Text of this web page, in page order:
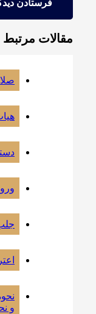
فرستادن
مقالات مرتبط
و